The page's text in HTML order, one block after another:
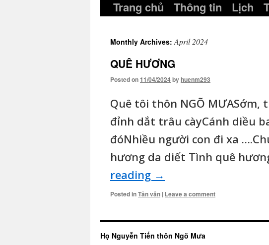
Trang chủ Thông tin Lịch
Monthly Archives:April 2024
QUÊ HƯƠNG
Posted on11/04/2024byhuenm293
Quê tôi thôn NGÕ
đỉnh dắt trâu càyCánh diều
đóNhiều người con đi xa
hương da diết Tình quê
reading →
Posted inTản văn | Leave a comment
Họ Nguyễn Tiến thôn Ngõ Mưa